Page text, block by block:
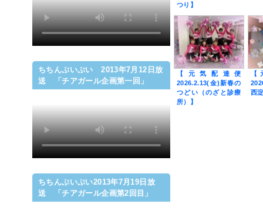
つり】
【元気配達便
2026.2.13(金)新春の
つどい（のざと診療
所）】
西
ちちんぷいぷい 2013年7月12日放
送 「チアガール企画第一回」
ちちんぷいぷい2013年7月19日放
送 「チアガール企画第2回目」